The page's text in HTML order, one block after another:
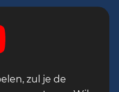
zul je de